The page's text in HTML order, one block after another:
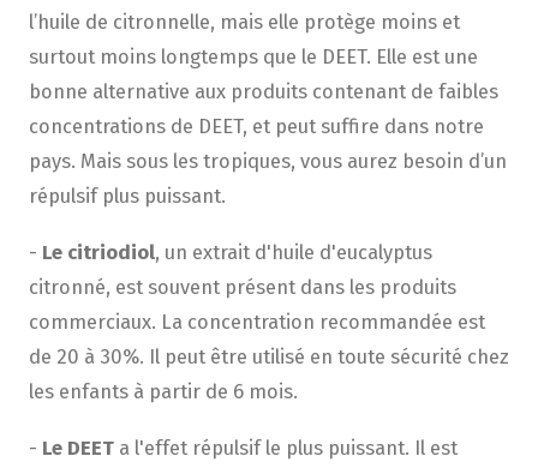
l’huile de citronnelle, mais elle protège moins et
surtout moins longtemps que le DEET. Elle est une
bonne alternative aux produits contenant de faibles
concentrations de DEET, et peut suffire dans notre
pays. Mais sous les tropiques, vous aurez besoin d’un
répulsif plus puissant.
- Le citriodiol, un extrait d'huile d'eucalyptus
citronné, est souvent présent dans les produits
commerciaux. La concentration recommandée est
de 20 à 30%. Il peut être utilisé en toute sécurité chez
les enfants à partir de 6 mois.
- Le DEETa l'effet répulsif le plus puissant. Il est